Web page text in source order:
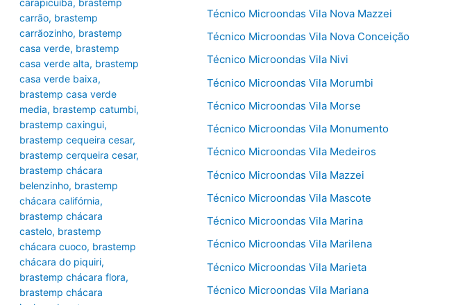
carrão, brastemp
carrãozinho, brastemp
casa verde, brastemp
casa verde alta, brastemp
casa verde baixa,
brastemp casa verde
media, brastemp catumbi,
brastemp caxingui,
brastemp cequeira cesar,
brastemp cerqueira cesar,
brastemp chácara
belenzinho, brastemp
chácara califórnia,
brastemp chácara
castelo, brastemp
chácara cuoco, brastemp
chácara do piquiri,
brastemp chácara flora,
brastemp chácara
Técnico Microondas Vila Nova Mazzei
Técnico Microondas Vila Nova Conceição
Técnico Microondas Vila Nivi
Técnico Microondas Vila Morumbi
Técnico Microondas Vila Morse
Técnico Microondas Vila Monumento
Técnico Microondas Vila Medeiros
Técnico Microondas Vila Mazzei
Técnico Microondas Vila Mascote
Técnico Microondas Vila Marina
Técnico Microondas Vila Marilena
Técnico Microondas Vila Marieta
Técnico Microondas Vila Mariana